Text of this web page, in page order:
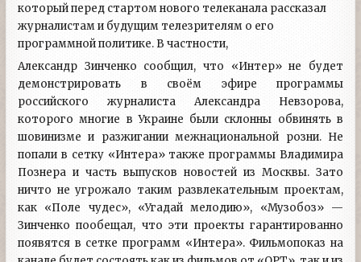
который перед стартом нового телеканала рассказал
журналистам и будущим телезрителям о его
программной политике. В частности,
Александр Зинченко сообщил, что «Интер» не будет
демонстрировать в своём эфире программы
российского журналиста Александра Невзорова,
которого многие в Украине были склонны обвинять в
шовинизме и разжигании межнациональной розни. Не
попали в сетку «Интера» также программы Владимира
Познера и часть выпусков новостей из Москвы. Зато
ничто не угрожало таким развлекательным проектам,
как «Поле чудес», «Угадай мелодию», «Музобоз» —
Зинченко пообещал, что эти проекты гарантированно
появятся в сетке программ «Интера». Фильмопоказ на